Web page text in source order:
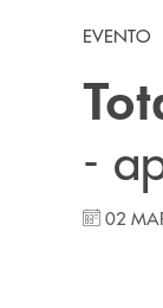
EVENTO
-
02